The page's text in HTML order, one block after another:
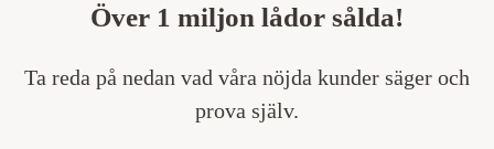
Över 1 miljon lådor sålda!
Ta reda på nedan vad våra nöjda kunder säger och
prova själv.